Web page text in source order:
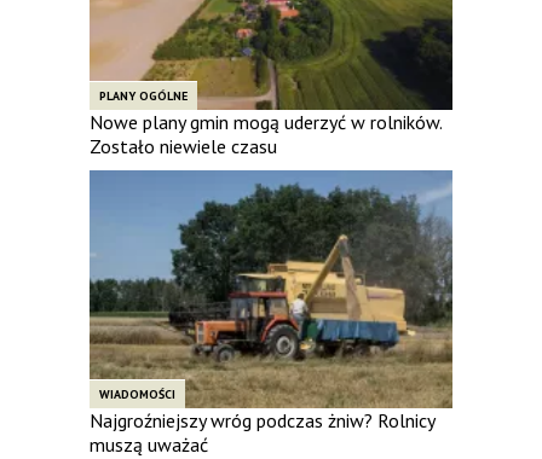
PLANY OGÓLNE
Nowe plany gmin mogą uderzyć w rolników.
Zostało niewiele czasu
WIADOMOŚCI
Najgroźniejszy wróg podczas żniw? Rolnicy
muszą uważać